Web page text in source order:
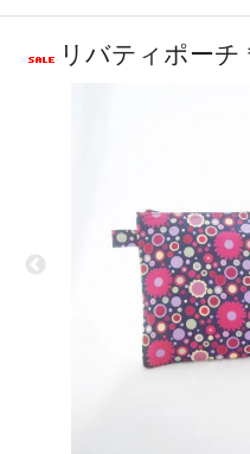
リバティポー